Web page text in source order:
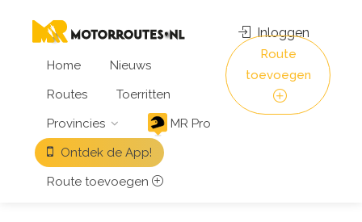
Home
Nieuws
Routes
Toerritten
Provincies
MR Pro
Ontdek de App!
Route toevoegen
Inloggen
Route
toevoegen